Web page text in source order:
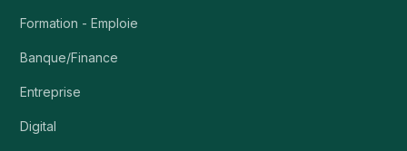
Formation - Emploie
Banque/Finance
Entreprise
Digital